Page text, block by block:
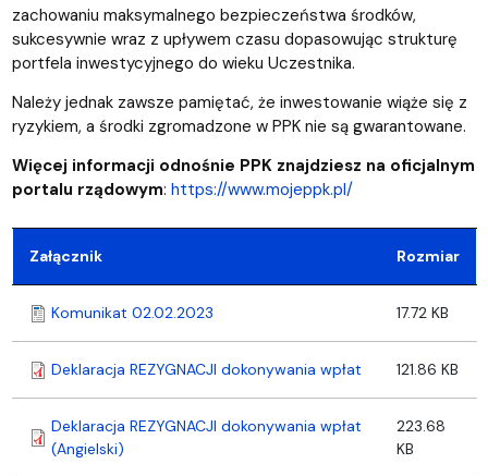
zachowaniu maksymalnego bezpieczeństwa środków,
sukcesywnie wraz z upływem czasu dopasowując strukturę
portfela inwestycyjnego do wieku Uczestnika.
Należy jednak zawsze pamiętać, że inwestowanie wiąże się z
ryzykiem, a środki zgromadzone w PPK nie są gwarantowane.
Więcej informacji odnośnie PPK znajdziesz na oficjalnym
portalu rządowym: https://www.mojeppk.pl/
Załącznik Rozmiar
Komunikat 02.02.2023 17.72 KB
Deklaracja REZYGNACJI dokonywania wpłat 121.86 KB
Deklaracja REZYGNACJI dokonywania wpłat
(Angielski)
223.68
KB